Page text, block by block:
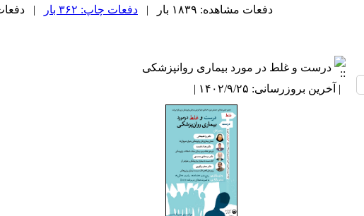
دفعات مشاهده: ۱۸۳۹ بار | دفعات چاپ: ۳۶۲ بار | دفعات
درست و غلط در مورد بیماری روانپزشکی
| آخرین بروزرسانی: ۱۴۰۲/۹/۲۵ |